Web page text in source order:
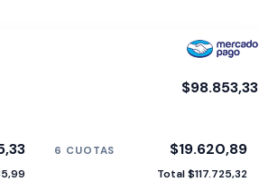
$98.853,33
6 CUOTAS $19.620,89
Total $117.725,32